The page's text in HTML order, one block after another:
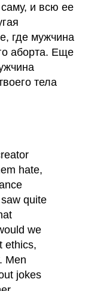
и всю ее
где мужчина
аборта. Еще
тела
hate,
quite
we
ethics,
Men
jokes